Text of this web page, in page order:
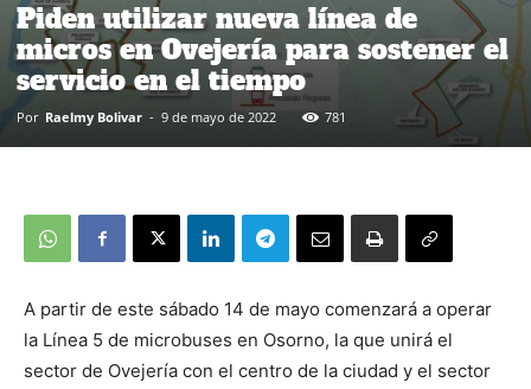
Piden utilizar nueva línea de
micros en Ovejería para sostener el
servicio en el tiempo
Por Raelmy Bolivar - 9 de mayo de 2022 781
A partir de este sábado 14 de mayo comenzará a operar
la Línea 5 de microbuses en Osorno, la que unirá el
sector de Ovejería con el centro de la ciudad y el sector